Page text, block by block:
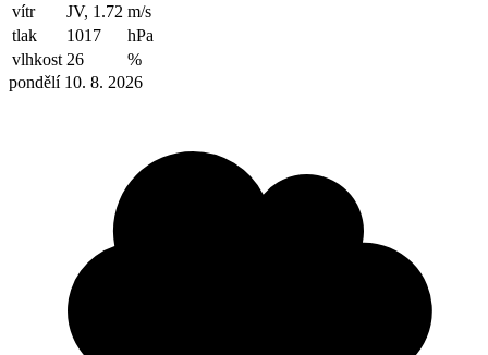
vítr
JV, 1.72 m/s
tlak
1017
hPa
vlhkost 26
%
pondělí 10. 8. 2026